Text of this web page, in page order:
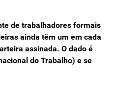
de trabalhadores formais
ainda têm um em cada
assinada. O dado é
do Trabalho) e se